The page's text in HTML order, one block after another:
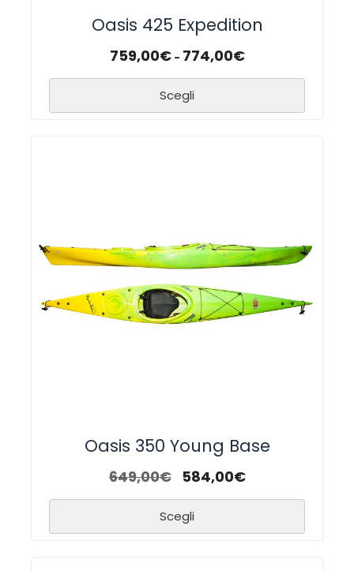
Oasis 425 Expedition
759,00€ - 774,00€
Scegli
Oasis 350 Young Base
649,00€ 584,00€
Scegli